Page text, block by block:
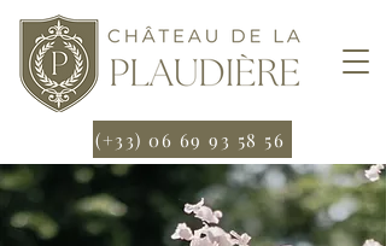
(+33) 06 69 93 58 56